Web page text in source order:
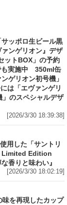
ゲリオン初号機」
は「エヴァンゲリ
」のスペシャルデザ
[2026/3/30 18:39:38]
完熟梅」を贅沢に使
崎蒸溜所貯蔵梅
Edition 750ml」の
る芳醇な香りと味
[2026/3/30 18:02:19]
ら変わらぬ伝統の
に“濃くて旨い”ス
材はチャーシュ